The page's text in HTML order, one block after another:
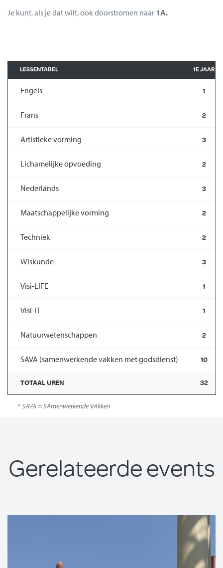
Je kunt, als je dat wilt, ook doorstromen naar 1A.
LESSENTABEL 1E JAAR
Engels 1
Frans 2
Artistieke vorming 3
Lichamelijke opvoeding 2
Nederlands 3
Maatschappelijke vorming 2
Techniek 2
Wiskunde 3
Visi-LIFE 1
Visi-IT 1
Natuurwetenschappen 2
SAVA (samenwerkende vakken met godsdienst) 10
TOTAAL UREN 32
* SAVA = SAmenwerkende VAkken
Gerelateerde events